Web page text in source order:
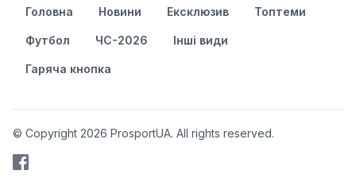
Головна Новини Ексклюзив Топтеми
Футбол ЧС-2026 Інші види
Гаряча кнопка
© Copyright 2026 ProsportUA. All rights reserved.